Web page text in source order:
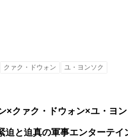
クァク・ドウォン ユ・ヨンソク
×クァク・ドウォン×ユ・ヨ
迫と迫真の軍事エンターテイ